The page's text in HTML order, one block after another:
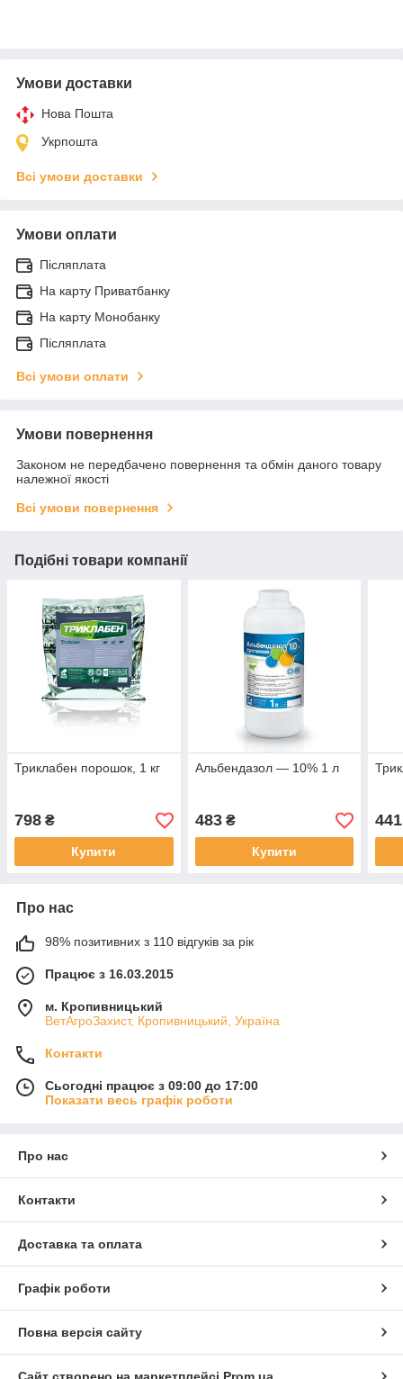
Умови доставки
Нова Пошта
Укрпошта
Всі умови доставки
Умови оплати
Післяплата
На карту Приватбанку
На карту Монобанку
Післяплата
Всі умови оплати
Умови повернення
Законом не передбачено повернення та обмін даного товару
належної якості
Всі умови повернення
Подібні товари компанії
Триклабен порошок, 1 кг
798 ₴
Купити
Альбендазол — 10% 1 л
483₴
Купити
441
Про нас
98% позитивних з 110 відгуків за рік
Працює з 16.03.2015
м. Кропивницький
ВетАгроЗахист, Кропивницький, Україна
Контакти
Сьогодні працює з 09:00 до 17:00
Показати весь графік роботи
Про нас
Контакти
Доставка та оплата
Графік роботи
Повна версія сайту